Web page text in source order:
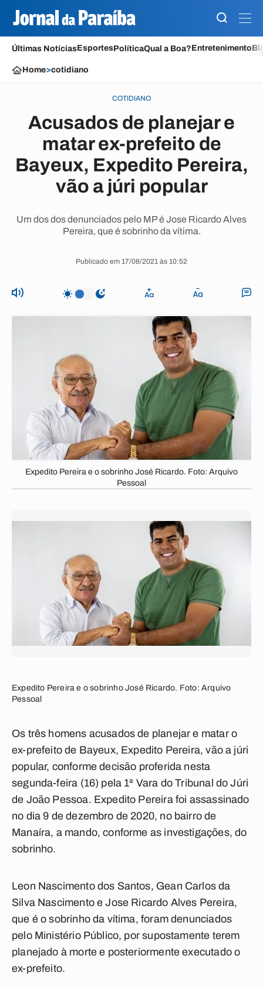
Últimas NotíciasEsportesPolíticaQual a Boa?Entretenimento
Home>cotidiano
COTIDIANO
Acusados de planejar e
matar ex-prefeito de
Bayeux, Expedito Pereira,
vão a júri popular
Um dos dos denunciados pelo MP é Jose Ricardo Alves
Pereira, que é sobrinho da vítima.
Publicado em 17/08/2021 às 10:52
Expedito Pereira e o sobrinho José Ricardo. Foto: Arquivo
Pessoal
Expedito Pereira e o sobrinho José Ricardo. Foto: Arquivo
Pessoal
Os três homens acusados de planejar e matar o
ex-prefeito de Bayeux, Expedito Pereira, vão a júri
popular, conforme decisão proferida nesta
segunda-feira (16) pela 1ª Vara do Tribunal do Júri
de João Pessoa. Expedito Pereira foi assassinado
no dia 9 de dezembro de 2020, no bairro de
Manaíra, a mando, conforme as investigações, do
sobrinho.
Leon Nascimento dos Santos, Gean Carlos da
Silva Nascimento e Jose Ricardo Alves Pereira,
que é o sobrinho da vítima, foram denunciados
pelo Ministério Público, por supostamente terem
planejado à morte e posteriormente executado o
ex-prefeito.